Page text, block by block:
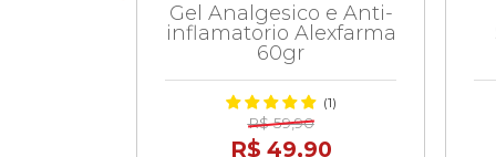
Gel Analgesico e Anti-
inflamatorio Alexfarma
60gr
(1)
R$ 59,90
R$ 49,90